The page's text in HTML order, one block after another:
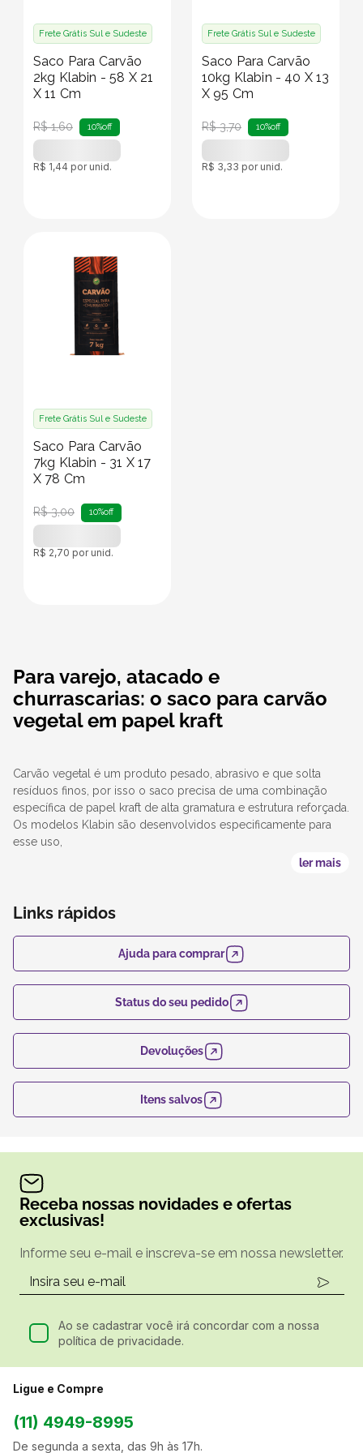
Frete Grátis Sul e Sudeste
Saco Para Carvão
2kg Klabin - 58 X 21
X 11 Cm
R$ 1,60 10%off
R$ 1,44 por unid.
Frete Grátis Sul e Sudeste
Saco Para Carvão
10kg Klabin - 40 X 13
X 95 Cm
R$ 3,70 10%off
R$ 3,33 por unid.
Frete Grátis Sul e Sudeste
Saco Para Carvão
7kg Klabin - 31 X 17
X 78 Cm
R$ 3,00 10%off
R$ 2,70 por unid.
Para varejo, atacado e
churrascarias: o saco para carvão
vegetal em papel kraft
Carvão vegetal é um produto pesado, abrasivo e que solta
resíduos finos, por isso o saco precisa de uma combinação
específica de papel kraft de alta gramatura e estrutura reforçada.
Os modelos Klabin são desenvolvidos especificamente para
esse uso,
ler mais
Links rápidos
Ajuda para comprar
Status do seu pedido
Devoluções
Itens salvos
Receba nossas novidades e ofertas
exclusivas!
Informe seu e-mail e inscreva-se em nossa newsletter.
Ao se cadastrar você irá concordar com a nossa
política de privacidade.
Ligue e Compre
(11) 4949-8995
De segunda a sexta, das 9h às 17h.